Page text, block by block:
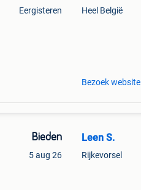
Eergisteren Heel België
Bezoek website
Bieden
5 aug 26
Leen S.
Rijkevorsel